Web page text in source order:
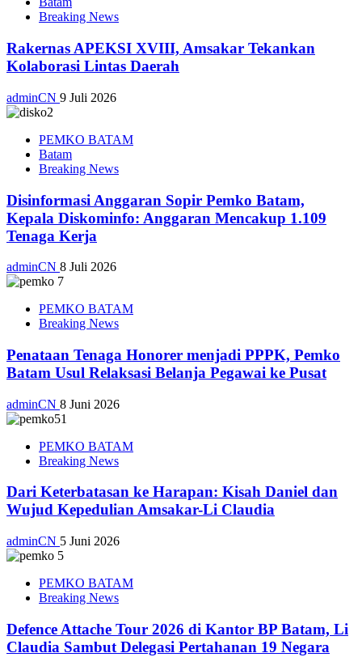
Breaking News
Rakernas APEKSI XVIII, Amsakar Tekankan
Kolaborasi Lintas Daerah
adminCN 9 Juli 2026
PEMKO BATAM
Batam
Breaking News
Disinformasi Anggaran Sopir Pemko Batam,
Kepala Diskominfo: Anggaran Mencakup 1.109
Tenaga Kerja
adminCN 8 Juli 2026
PEMKO BATAM
Breaking News
Penataan Tenaga Honorer menjadi PPPK, Pemko
Batam Usul Relaksasi Belanja Pegawai ke Pusat
adminCN 8 Juni 2026
PEMKO BATAM
Breaking News
Dari Keterbatasan ke Harapan: Kisah Daniel dan
Wujud Kepedulian Amsakar-Li Claudia
adminCN 5 Juni 2026
PEMKO BATAM
Breaking News
Defence Attache Tour 2026 di Kantor BP Batam, Li
Claudia Sambut Delegasi Pertahanan 19 Negara